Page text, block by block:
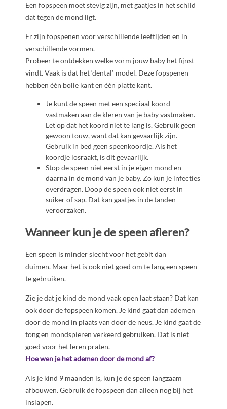
Een fopspeen moet stevig zijn, met gaatjes in het schild
dat tegen de mond ligt.
Er zijn fopspenen voor verschillende leeftijden en in
verschillende vormen.
Probeer te ontdekken welke vorm jouw baby het fijnst
vindt. Vaak is dat het ‘dental’-model. Deze fopspenen
hebben één bolle kant en één platte kant.
Je kunt de speen met een speciaal koord
vastmaken aan de kleren van je baby vastmaken.
Let op dat het koord niet te lang is. Gebruik geen
gewoon touw, want dat kan gevaarlijk zijn.
Gebruik in bed geen speenkoordje. Als het
koordje losraakt, is dit gevaarlijk.
Stop de speen niet eerst in je eigen mond en
daarna in de mond van je baby. Zo kun je infecties
overdragen. Doop de speen ook niet eerst in
suiker of sap. Dat kan gaatjes in de tanden
veroorzaken.
Wanneer kun je de speen afleren?
Een speen is minder slecht voor het gebit dan
duimen. Maar het is ook niet goed om te lang een speen
te gebruiken.
Zie je dat je kind de mond vaak open laat staan? Dat kan
ook door de fopspeen komen. Je kind gaat dan ademen
door de mond in plaats van door de neus. Je kind gaat de
tong en mondspieren verkeerd gebruiken. Dat is niet
goed voor het leren praten.
Hoe wen je het ademen door de mond af?
Als je kind 9 maanden is, kun je de speen langzaam
afbouwen.Gebruik de fopspeen dan alleen nog bij het
inslapen.